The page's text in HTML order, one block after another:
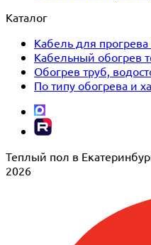
Каталог
Кабель для прогрева
Кабельный обогрев
Обогрев труб,
По типу обогрева и
Теплый пол в
2026